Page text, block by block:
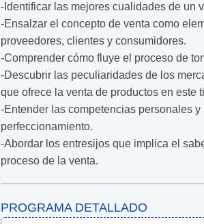
-Identificar las mejores cualidades de un
-Ensalzar el concepto de venta como
proveedores, clientes y consumidores.
-Comprender cómo fluye el proceso de
-Descubrir las peculiaridades de los
que ofrece la venta de productos en este
-Entender las competencias personales
perfeccionamiento.
-Abordar los entresijos que implica el
proceso de la venta.
PROGRAMA DETALLADO